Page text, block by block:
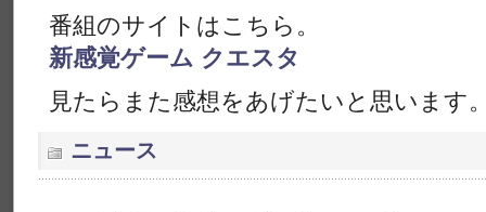
番組のサイトはこちら。
新感覚ゲーム クエスタ
見たらまた感想をあげたいと思います
ニュース